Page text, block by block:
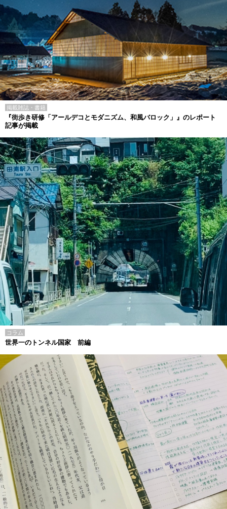
掲載雑誌・書籍
『街歩き研修「アールデコとモダニズム、和風バロック」』のレポート
記事が掲載
コラム
世界一のトンネル国家 前編